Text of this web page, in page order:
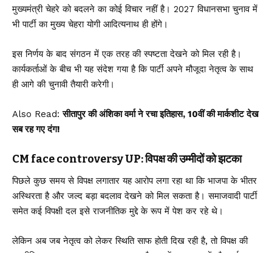
मुख्यमंत्री चेहरे को बदलने का कोई विचार नहीं है। 2027 विधानसभा चुनाव में
भी पार्टी का मुख्य चेहरा योगी आदित्यनाथ ही होंगे।
इस निर्णय के बाद संगठन में एक तरह की स्पष्टता देखने को मिल रही है।
कार्यकर्ताओं के बीच भी यह संदेश गया है कि पार्टी अपने मौजूदा नेतृत्व के साथ
ही आगे की चुनावी तैयारी करेगी।
Also Read:सीतापुर की अंशिका वर्मा ने रचा इतिहास, 10वीं की मार्कशीट देख
सब रह गए दंग!
CM face controversy UP: विपक्ष की उम्मीदों को झटका
पिछले कुछ समय से विपक्ष लगातार यह आरोप लगा रहा था कि भाजपा के भीतर
अस्थिरता है और जल्द बड़ा बदलाव देखने को मिल सकता है। समाजवादी पार्टी
समेत कई विपक्षी दल इसे राजनीतिक मुद्दे के रूप में पेश कर रहे थे।
लेकिन अब जब नेतृत्व को लेकर स्थिति साफ होती दिख रही है, तो विपक्ष की